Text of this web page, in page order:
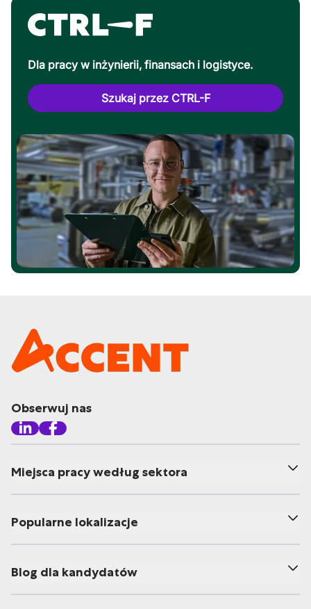
Dla pracy w inżynierii, finansach i logistyce.
Szukaj przez CTRL-F
Obserwuj nas
Miejsca pracy według sektora
Popularne lokalizacje
Blog dla kandydatów